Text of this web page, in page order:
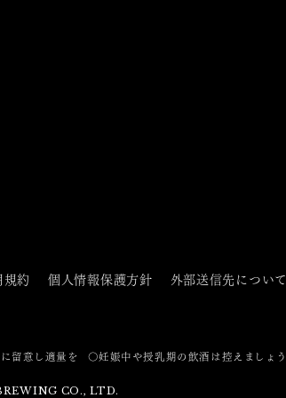
規約 個人情報保護方針 外部送信先について
留意し適量を 〇妊娠中や授乳期の飲酒は控えましょう
CO., LTD.